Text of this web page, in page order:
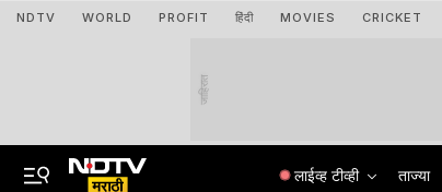
NDTV WORLD PROFIT हिंदी MOVIES CRICKET
जाहिरात
लाईव्ह टीव्ही ताज्या